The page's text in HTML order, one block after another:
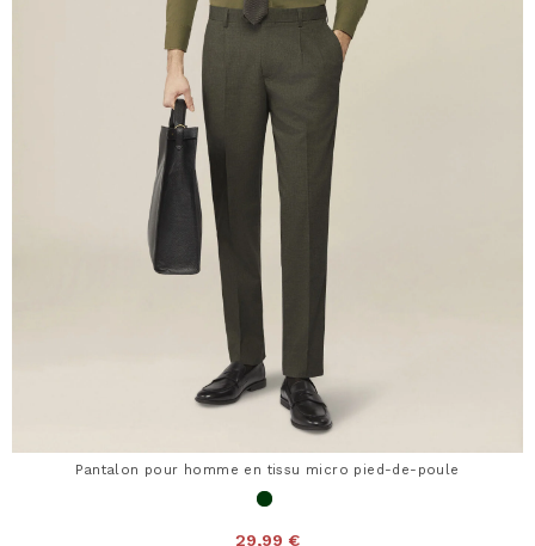
Pantalon pour homme en tissu micro pied-de-poule
29,99 €